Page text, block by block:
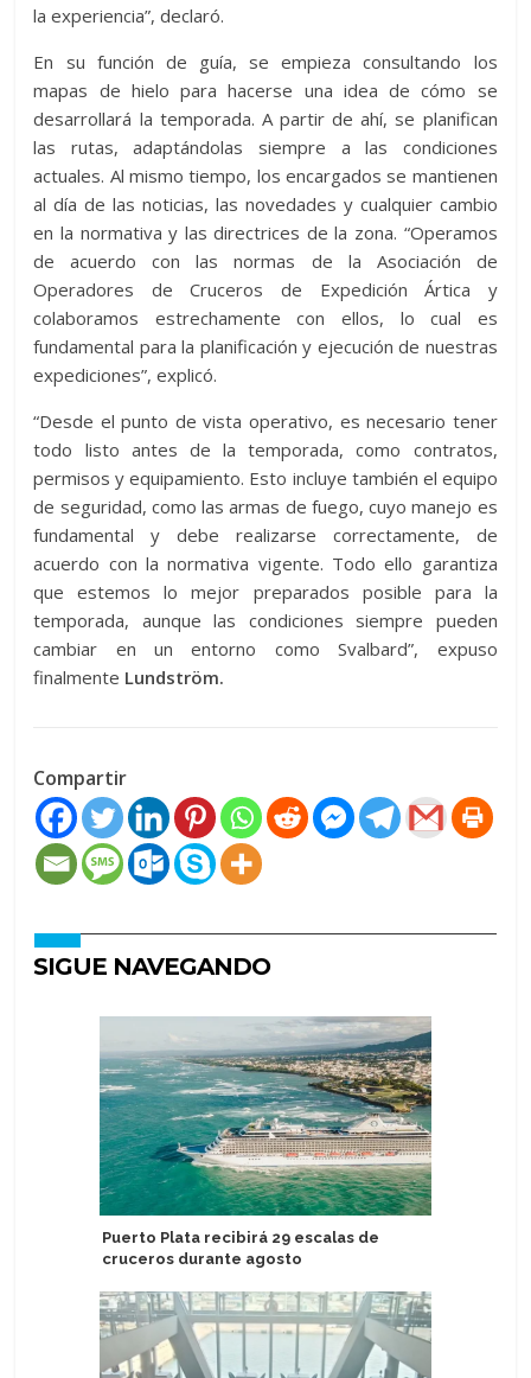
la experiencia”, declaró.
En su función de guía, se empieza consultando los
mapas de hielo para hacerse una idea de cómo se
desarrollará la temporada. A partir de ahí, se planifican
las rutas, adaptándolas siempre a las condiciones
actuales. Al mismo tiempo, los encargados se mantienen
al día de las noticias, las novedades y cualquier cambio
en la normativa y las directrices de la zona. “Operamos
de acuerdo con las normas de la Asociación de
Operadores de Cruceros de Expedición Ártica y
colaboramos estrechamente con ellos, lo cual es
fundamental para la planificación y ejecución de nuestras
expediciones”, explicó.
“Desde el punto de vista operativo, es necesario tener
todo listo antes de la temporada, como contratos,
permisos y equipamiento. Esto incluye también el equipo
de seguridad, como las armas de fuego, cuyo manejo es
fundamental y debe realizarse correctamente, de
acuerdo con la normativa vigente. Todo ello garantiza
que estemos lo mejor preparados posible para la
temporada, aunque las condiciones siempre pueden
cambiar en un entorno como Svalbard”, expuso
finalmente Lundström.
Compartir
SIGUE NAVEGANDO
Puerto Plata recibirá 29 escalas de
cruceros durante agosto